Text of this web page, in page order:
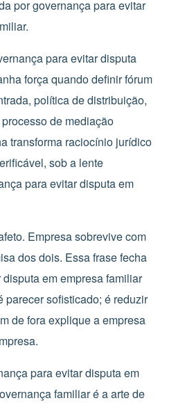
por governança para evitar
para evitar disputa
força quando definir fórum
política de distribuição,
de mediação
transforma raciocínio jurídico
sob a lente
para evitar disputa em
Empresa sobrevive com
dos dois. Essa frase fecha
em empresa familiar
parecer sofisticado; é reduzir
de fora explique a empresa
para evitar disputa em
familiar é a arte de